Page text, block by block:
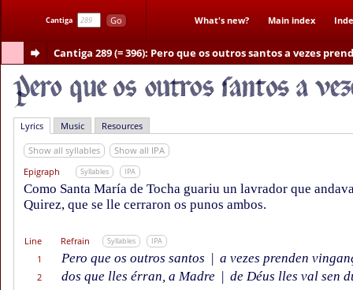
Cantiga Go What's new? Main index
Cantiga 289 (= 396): Pero que os outros santos a vezes
Lyrics Music Resources
Show all syllables
Show all IPA
Epigraph
Syllables IPA
Como Santa María de Tocha guariu un lavrador que
Quirez, que se lle cerraron os punos ambos.
Line Refrain Syllables IPA
1 Pero que os outros santos | a vezes prenden
2 dos que lles érran, a Madre | de Déus lles val sen